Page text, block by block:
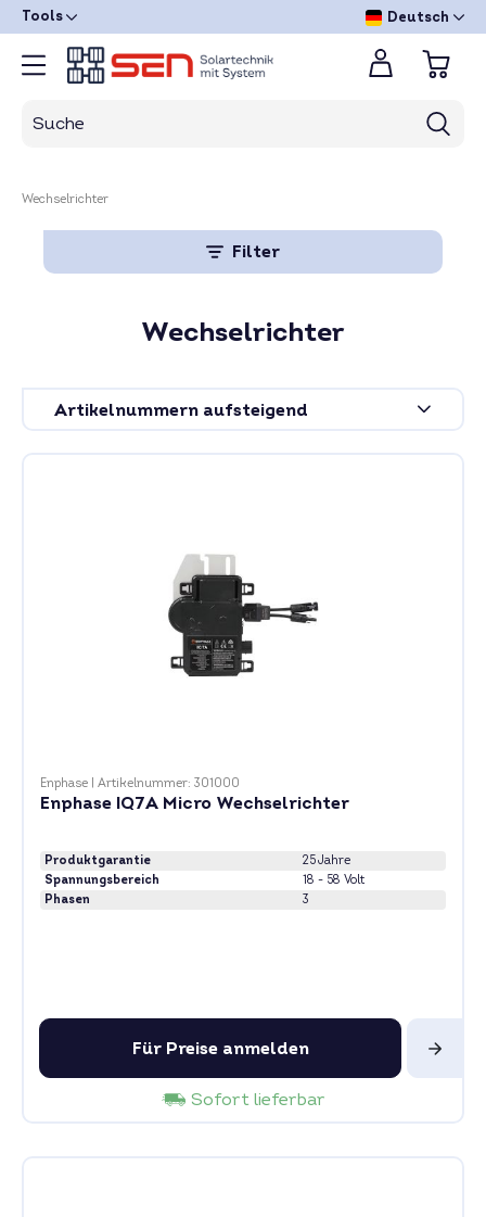
Tools Deutsch
Wechselrichter
Filter
Wechselrichter
Enphase Artikelnummer: 301000
Enphase IQ7A Micro Wechselrichter
Produktgarantie
25 Jahre
Spannungsbereich
18 - 58 Volt
Phasen
3
Für Preise anmelden
Sofort lieferbar